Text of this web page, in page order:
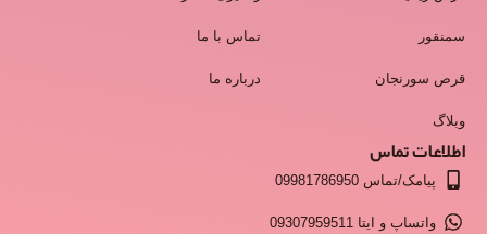
سمنقور
قرص سورنجان
وبلاگ
تماس با ما
درباره ما
اطلاعات تماس
پیامک/تماس 09981786950
واتساپ و ایتا 09307959511